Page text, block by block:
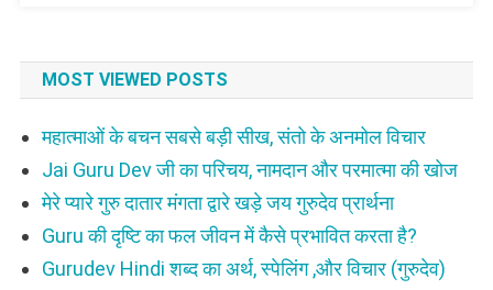
MOST VIEWED POSTS
महात्माओं के बचन सबसे बड़ी सीख, संतो के अनमोल विचार
Jai Guru Dev जी का परिचय, नामदान और परमात्मा की खोज
मेरे प्यारे गुरु दातार मंगता द्वारे खड़े जय गुरुदेव प्रार्थना
Guru की दृष्टि का फल जीवन में कैसे प्रभावित करता है?
Gurudev Hindi शब्द का अर्थ, स्पेलिंग ,और विचार (गुरुदेव)